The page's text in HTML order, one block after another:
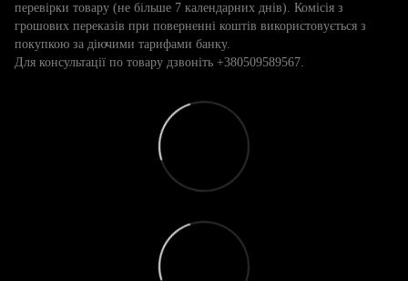
перевірки товару (не більше 7 календарних днів). Комісія з
грошових переказів при поверненні коштів використовується з
покупкою за діючими тарифами банку.
Для консультації по товару дзвоніть +380509589567.